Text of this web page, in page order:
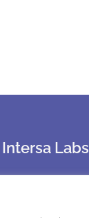
Intersa Labs